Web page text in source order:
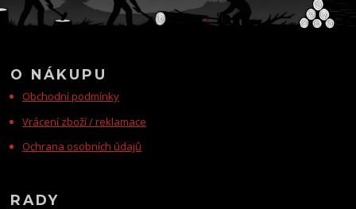
O NÁKUPU
Obchodní podmínky
Vrácení zboží / reklamace
Ochrana osobních údajů
RADY